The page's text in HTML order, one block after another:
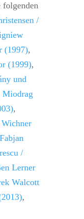
/
(1997),
(1999),
und
Miodrag
,
/
Lerner
Walcott
,